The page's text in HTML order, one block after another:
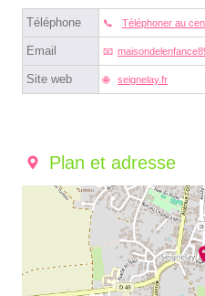
Téléphone Téléphoner au
Email
Site web seignelay.fr
Plan et adresse